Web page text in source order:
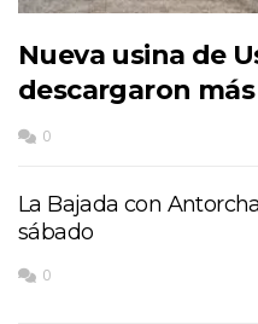
Nueva usina de
descargaron
0
La Bajada con
sábado
0